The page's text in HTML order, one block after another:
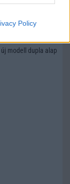
Policy
modell dupla alap